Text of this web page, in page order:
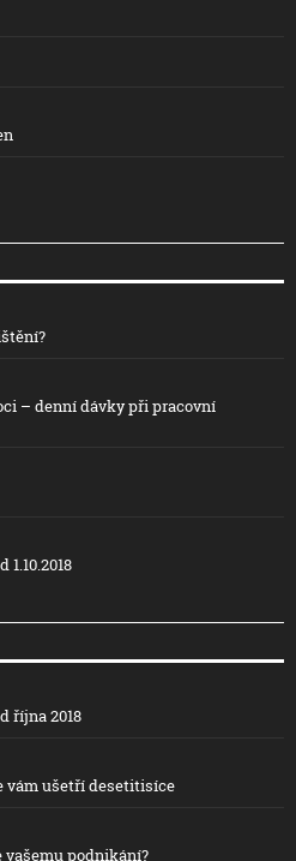
– denní dávky při pracovní
října 2018
vám ušetří desetitisíce
vašemu podnikání?